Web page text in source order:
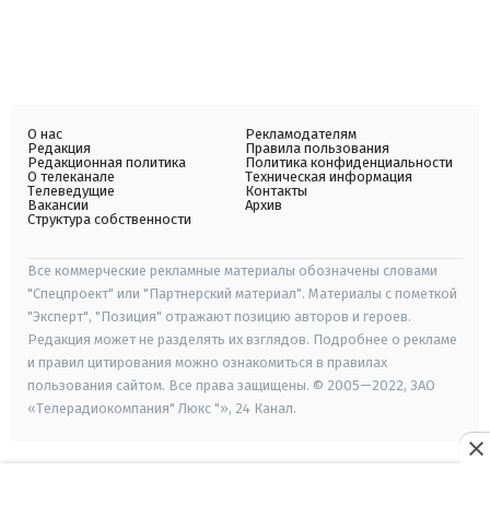
О нас
Редакция
Редакционная политика
О телеканале
Телеведущие
Вакансии
Структура собственности
Рекламодателям
Правила пользования
Политика конфиденциальности
Техническая информация
Контакты
Архив
Все коммерческие рекламные материалы обозначены словами
"Спецпроект" или "Партнерский материал". Материалы с пометкой
"Эксперт", "Позиция" отражают позицию авторов и героев.
Редакция может не разделять их взглядов. Подробнее о рекламе
и правил цитирования можно ознакомиться в правилах
пользования сайтом. Все права защищены. © 2005—2022, ЗАО
«Телерадиокомпания" Люкс "», 24 Канал.